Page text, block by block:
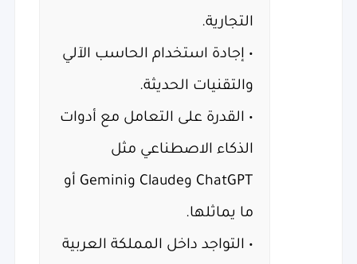
التجارية.
• إجادة استخدام الحاسب الآلي
والتقنيات الحديثة.
• القدرة على التعامل مع أدوات
الذكاء الاصطناعي مثل
ChatGPT وClaude وGemini أو
ما يماثلها.
• التواجد داخل المملكة العربية